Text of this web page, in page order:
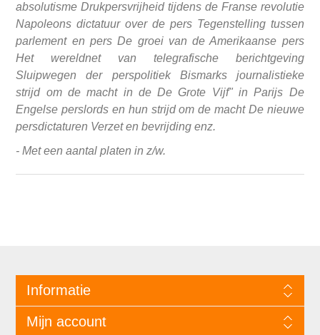
absolutisme Drukpersvrijheid tijdens de Franse revolutie
Napoleons dictatuur over de pers Tegenstelling tussen
parlement en pers De groei van de Amerikaanse pers
Het wereldnet van telegrafische berichtgeving
Sluipwegen der perspolitiek Bismarks journalistieke
strijd om de macht in de De Grote Vijf" in Parijs De
Engelse perslords en hun strijd om de macht De nieuwe
persdictaturen Verzet en bevrijding enz.
- Met een aantal platen in z/w.
Informatie
Mijn account